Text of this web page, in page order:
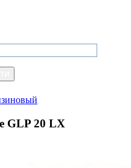
GLP 20 LX